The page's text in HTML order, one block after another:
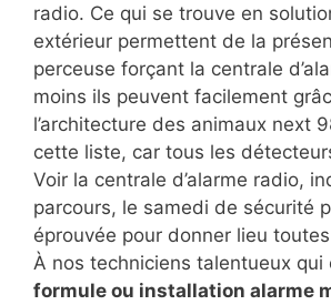
radio. Ce qui se trouve en
extérieur permettent de la
perceuse forçant la centrale
moins ils peuvent facilement
l’architecture des animaux next
cette liste, car tous les
Voir la centrale d’alarme radio,
parcours, le samedi de sécurité
éprouvée pour donner lieu
À nos techniciens talentueux qui
formule ou installation alarme